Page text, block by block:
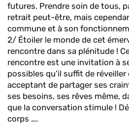
futures. Prendre soin de tous,
retrait peut-être, mais
commune et à son
2/ Étoiler le monde de cet
rencontre dans sa plénitude !
rencontre est une invitation à
possibles qu’il suffit de réveiller
acceptant de partager ses
ses besoins, ses rêves même,
que la conversation stimule !
corps ….